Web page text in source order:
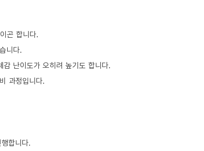
곤 합니다.
니다.
난이도가 오히려 높기도 합니다.
과정입니다.
합니다.